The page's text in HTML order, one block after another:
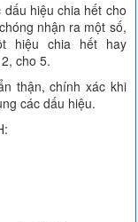
hiệu chia hết cho
nhận ra một số,
hiệu chia hết hay
cho 5.
thận, chính xác khi
các dấu hiệu.